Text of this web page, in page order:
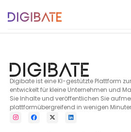
Client2
Digibate ist eine KI-gestützte Plattform
entwickelt für kleine Unternehmen und
Sie Inhalte und veröffentlichen Sie
plattformübergreifend in wenigen